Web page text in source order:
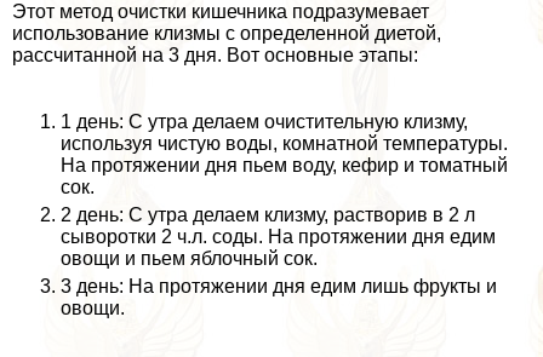
Этот метод очистки кишечника подразумевает
использование клизмы с определенной диетой,
рассчитанной на 3 дня. Вот основные этапы:
1 день: С утра делаем очистительную клизму,
используя чистую воды, комнатной температуры.
На протяжении дня пьем воду, кефир и томатный
сок.
2 день: С утра делаем клизму, растворив в 2 л
сыворотки 2 ч.л. соды. На протяжении дня едим
овощи и пьем яблочный сок.
3 день: На протяжении дня едим лишь фрукты и
овощи.